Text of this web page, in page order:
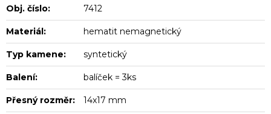
Obj. číslo: 7412
Materiál: hematit nemagnetický
Typ kamene: syntetický
Balení: balíček = 3ks
Přesný rozměr: 14x17 mm